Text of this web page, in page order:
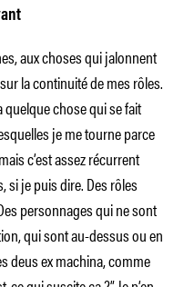
aux choses qui jalonnent
la continuité de mes rôles.
quelque chose qui se fait
je me tourne parce
c’est assez récurrent
si je puis dire. Des rôles
personnages qui ne sont
qui sont au-dessus ou en
deus ex machina, comme